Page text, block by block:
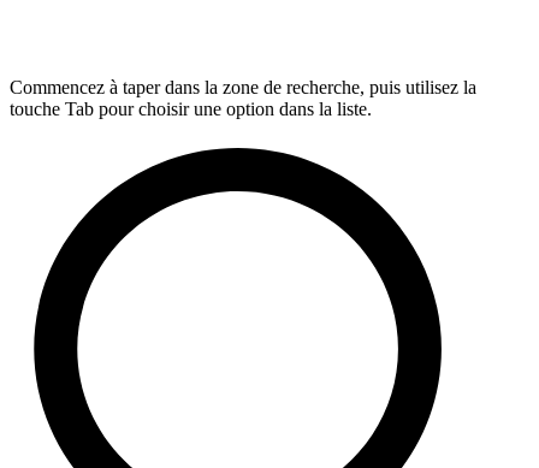
Commencez à taper dans la zone de recherche, puis utilisez la
touche Tab pour choisir une option dans la liste.